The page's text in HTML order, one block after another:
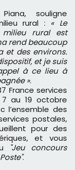
souligne
rural : « Le
milieu rural est
rend beaucoup
et des environs.
et je suis
à ce lieu à
».
France services
7 au 19 octobre
l’ensemble des
postales,
pour des
et vous
"Jeu concours
.